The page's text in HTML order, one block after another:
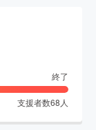
終了
支援者数68 人